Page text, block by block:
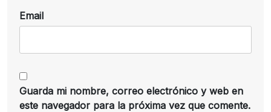
Email
Guarda mi nombre, correo electrónico y web en
este navegador para la próxima vez que comente.